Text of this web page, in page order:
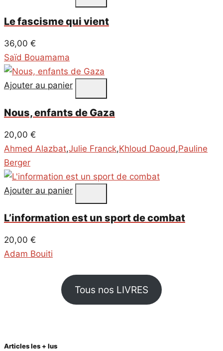
Le fascisme qui vient
36,00 €
Saïd Bouamama
Ajouter au panier
Nous, enfants de Gaza
20,00 €
Ahmed Alazbat,Julie Franck,Khloud Daoud,Pauline
Berger
Ajouter au panier
L’information est un sport de combat
20,00 €
Adam Bouiti
Tous nos LIVRES
Articles les + lus